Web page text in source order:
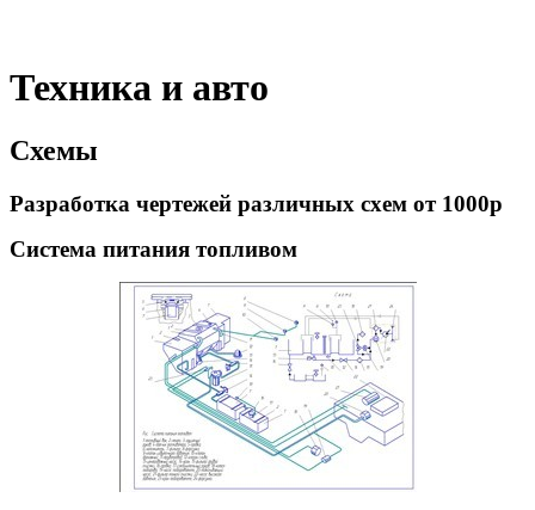
Техника и авто
Схемы
Разработка чертежей различных схем от 1000р
Система питания топливом